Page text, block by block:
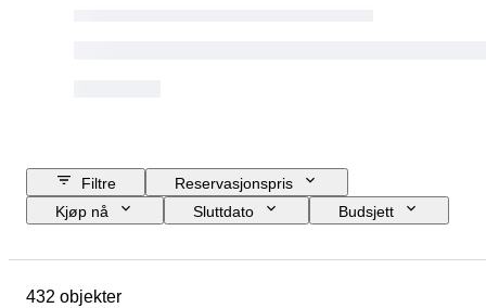
Filtre
Reservasjonspris
Kjøp nå
Sluttdato
Budsjett
Tilstand
432 objekter